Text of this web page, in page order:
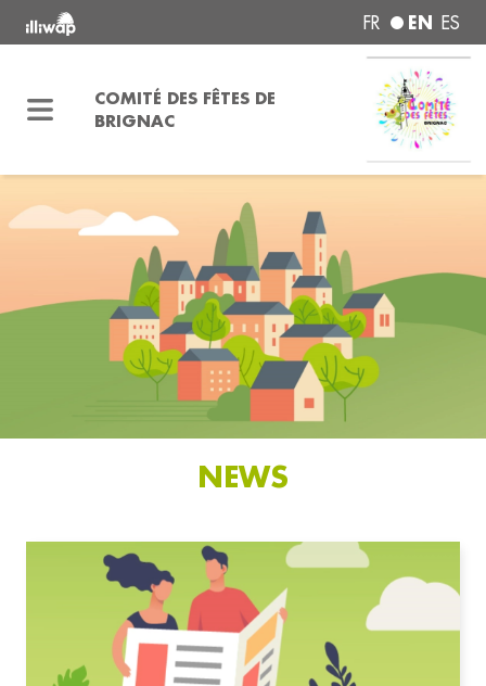
FR EN ES
COMITÉ DES FÊTES DE
BRIGNAC
NEWS